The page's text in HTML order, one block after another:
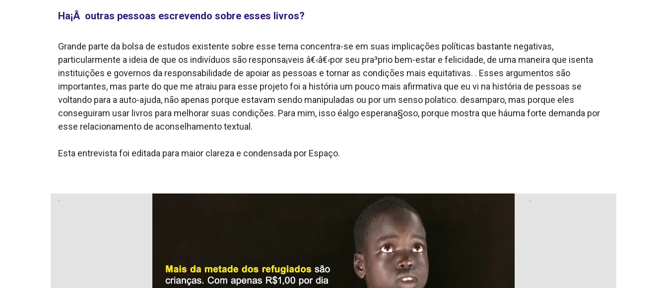
Ha¡Â outras pessoas escrevendo sobre esses livros?
Grande parte da bolsa de estudos existente sobre esse tema concentra-se em suas implicações políticas bastante negativas,
particularmente a ideia de que os indivíduos são responsa¡veis â€‹â€‹por seu pra³prio bem-estar e felicidade, de uma maneira que isenta
instituições e governos da responsabilidade de apoiar as pessoas e tornar as condições mais equitativas. . Esses argumentos são
importantes, mas parte do que me atraiu para esse projeto foi a história um pouco mais afirmativa que eu vi na história de pessoas se
voltando para a auto-ajuda, não apenas porque estavam sendo manipuladas ou por um senso pola­tico. desamparo, mas porque eles
conseguiram usar livros para melhorar suas condições. Para mim, isso éalgo esperana§oso, porque mostra que háuma forte demanda por
esse relacionamento de aconselhamento textual.
Esta entrevista foi editada para maior clareza e condensada por Espaço.